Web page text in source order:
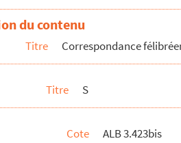
du contenu
Titre Correspondance
Titre S
Cote
ALB 3.423bis